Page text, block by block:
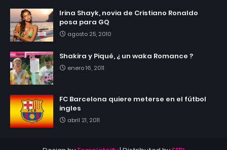
Irina Shayk, novia de Cristiano Ronaldo
posa para GQ
agosto 25, 2010
Shakira y Piqué, ¿ un waka Romance ?
enero 16, 2011
FC Barcelona quiere meterse en el fútbol
ingles
abril 21, 2011